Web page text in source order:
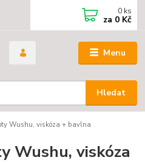
Menu
Hledat
0 ks
za 0 Kč
Wushu, viskóza + bavlna
Wushu, viskóza